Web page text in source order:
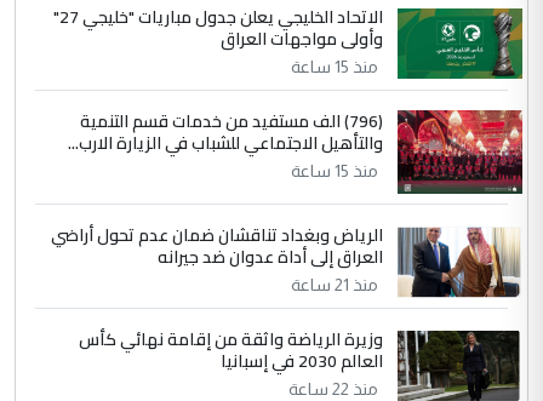
الاتحاد الخليجي يعلن جدول مباريات "خليجي 27"
وأولى مواجهات العراق
منذ 15 ساعة
(796) الف مستفيد من خدمات قسم التنمية
والتأهيل الاجتماعي للشباب في الزيارة الارب...
منذ 15 ساعة
الرياض وبغداد تناقشان ضمان عدم تحول أراضي
العراق إلى أداة عدوان ضد جيرانه
منذ 21 ساعة
وزيرة الرياضة واثقة من إقامة نهائي كأس
العالم 2030 في إسبانيا
منذ 22 ساعة